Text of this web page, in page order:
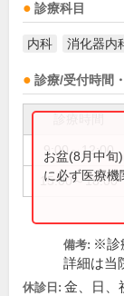
診療科目
内科 消化器内
診療/受付時間
9:00～12:00
15:00～18:00
お盆(8月中旬
に必ず医療機
備考: ※診
詳細は当
休診日: 金、日、